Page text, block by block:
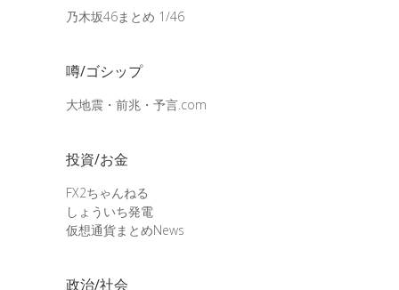
乃木坂46まとめ 1/46
噂/ゴシップ
大地震・前兆・予言.com
投資/お金
FX2ちゃんねる
しょういち発電
仮想通貨まとめNews
政治/社会